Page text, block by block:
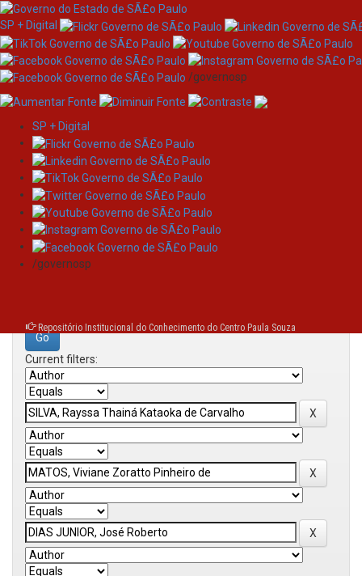
Skip
navigation
SP + Digital
/governosp
SP + Digital
/governosp
Repositório Institucional do Conhecimento do Centro Paula Souza
Search
Search:
Current filters: